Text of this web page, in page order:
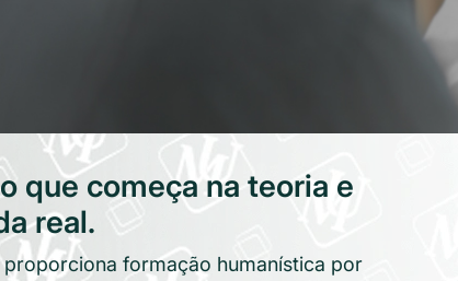
que começa na teoria e
real.
formação humanística por